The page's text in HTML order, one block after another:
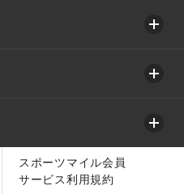
スポーツマイル会員
サービス利用規約